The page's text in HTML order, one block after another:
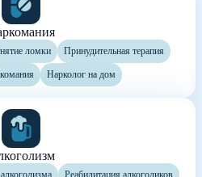
ломки Принудительная терапия
Нарколог на дом
Реабилитация алкоголиков